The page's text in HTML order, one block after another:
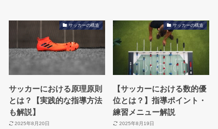
サッカーの構造
サッカーにおける原理原則
とは？【実践的な指導方法
も解説】
2025年8月20日
サッカーの構造
【サッカーにおける数的優
位とは？】指導ポイント・
練習メニュー解説
2025年8月19日